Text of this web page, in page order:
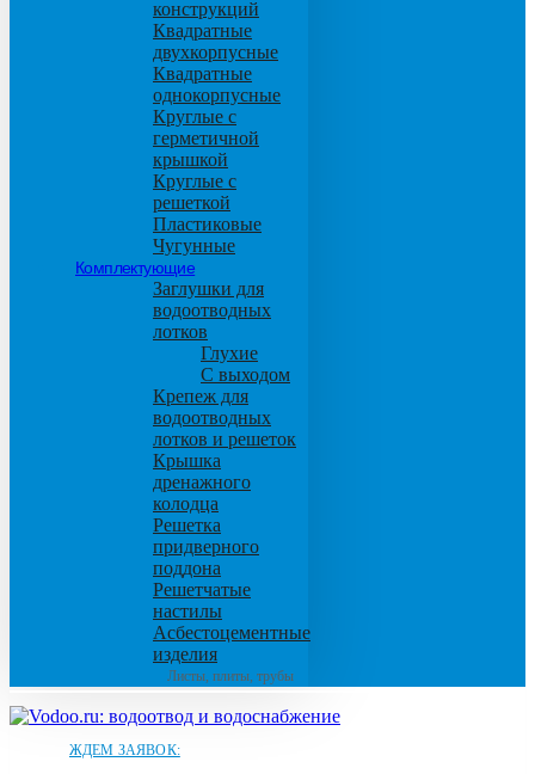
конструкций
Квадратные
двухкорпусные
Квадратные
однокорпусные
Круглые с
герметичной
крышкой
Круглые с
решеткой
Пластиковые
Чугунные
Комплектующие
Заглушки для
водоотводных
лотков
Глухие
С выходом
Крепеж для
водоотводных
лотков и решеток
Крышка
дренажного
колодца
Решетка
придверного
поддона
Решетчатые
настилы
Асбестоцементные
изделия
Листы, плиты, трубы
ЖДЕМ ЗАЯВОК: